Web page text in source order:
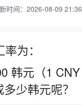
时间：2026-08-09
为：
韩元（1
少韩元呢？